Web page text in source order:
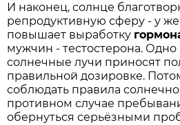
И наконец, солнце
репродуктивную сферу - у
повышает выработку
мужчин - тестостерона.
солнечные лучи приносят
правильной дозировке.
соблюдать правила
противном случае
обернуться серьёзными